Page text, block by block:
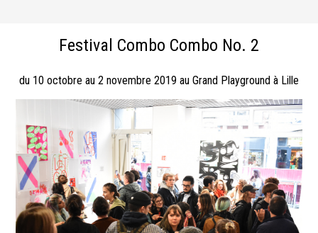
Festival Combo Combo No. 2
du 10 octobre au 2 novembre 2019 au Grand Playground à Lille